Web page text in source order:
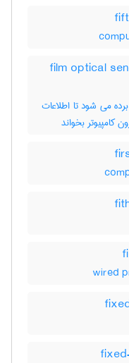
film optical
می شود تا اطلاعات
کامپیوتر بخواند